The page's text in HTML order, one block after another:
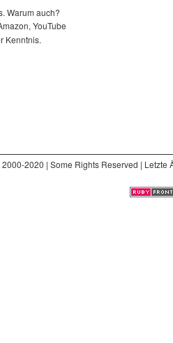
Warum auch?
YouTube
Kenntnis.
2000-2020 | Some Rights Reserved |